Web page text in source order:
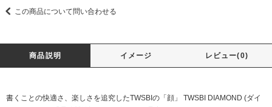
この商品について問い合わせる
商品説明 イメージ レビュー(0)
書くことの快適さ、楽しさを追究したTWSBIの「顔」 TWSBI DIAMOND (ダイ